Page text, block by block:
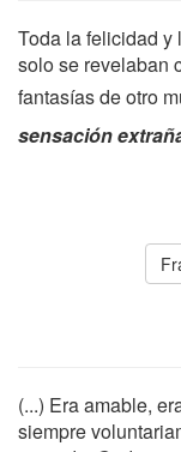
Toda la felicidad y
solo se revelaban
fantasías de otro
sensación
(...) Era amable,
siempre